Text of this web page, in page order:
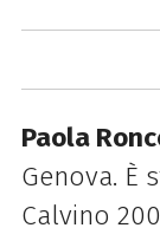
Paola
Genova. È
Calvino